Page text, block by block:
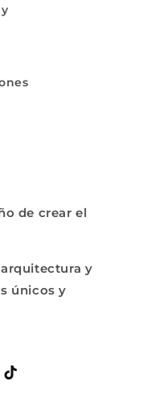
de crear el
y
únicos y
TikTok